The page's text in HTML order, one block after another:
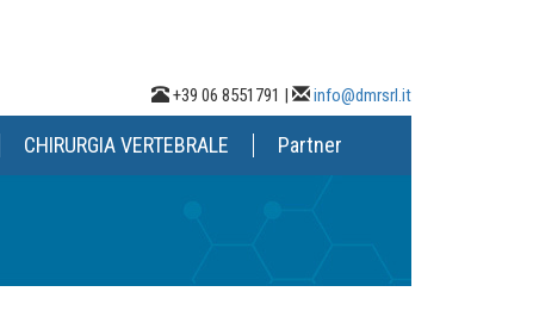
+39 06 8551791 | info@dmrsrl.it
CHIRURGIA VERTEBRALE Partner